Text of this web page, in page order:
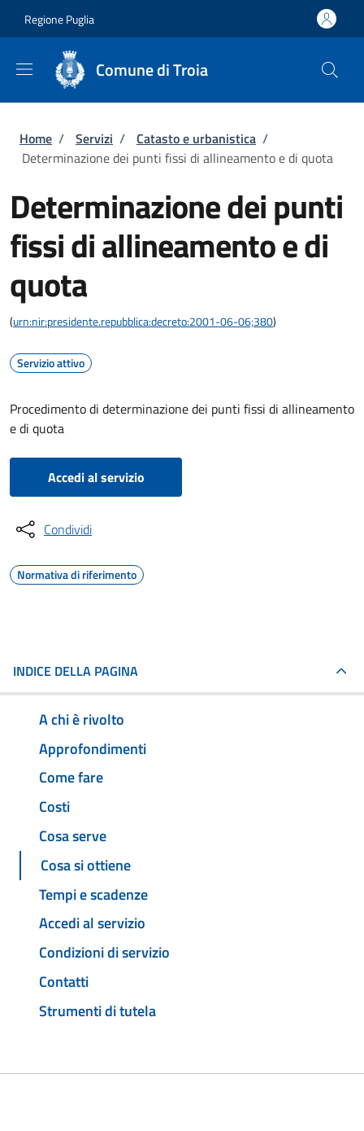
Regione Puglia
Comune di Troia
Briciole di pane
Home / Servizi / Catasto e urbanistica /
Determinazione dei punti fissi di allineamento e di quota
Determinazione dei punti
fissi di allineamento e di
quota
(urn:nir:presidente.repubblica:decreto:2001-06-06;380)
Servizio attivo
Procedimento di determinazione dei punti fissi di allineamento
e di quota
Accedi al servizio
Condividi
Normativa di riferimento
INDICE DELLA PAGINA
A chi è rivolto
Approfondimenti
Come fare
Costi
Cosa serve
Cosa si ottiene
Tempi e scadenze
Accedi al servizio
Condizioni di servizio
Contatti
Strumenti di tutela